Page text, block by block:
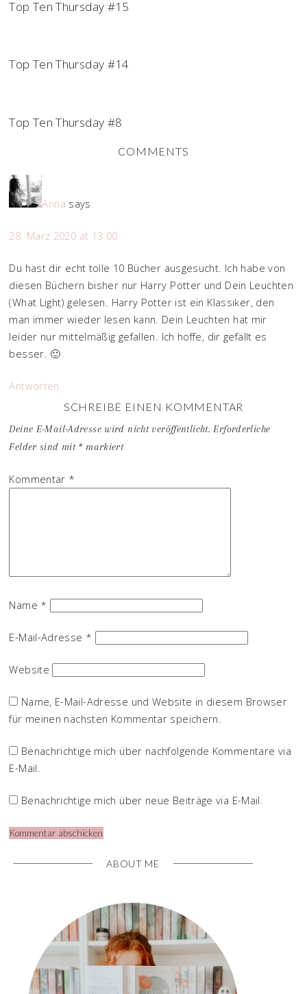
Top Ten Thursday #15
Top Ten Thursday #14
Top Ten Thursday #8
COMMENTS
Anna says
28. März 2020 at 13:00
Du hast dir echt tolle 10 Bücher ausgesucht. Ich habe von
diesen Büchern bisher nur Harry Potter und Dein Leuchten
(What Light) gelesen. Harry Potter ist ein Klassiker, den
man immer wieder lesen kann. Dein Leuchten hat mir
leider nur mittelmäßig gefallen. Ich hoffe, dir gefällt es
besser. 🙂
Antworten
SCHREIBE EINEN KOMMENTAR
Deine E-Mail-Adresse wird nicht veröffentlicht. Erforderliche
Felder sind mit *markiert
Kommentar *
Name *
E-Mail-Adresse *
Website
Name, E-Mail-Adresse und Website in diesem Browser
für meinen nächsten Kommentar speichern.
Benachrichtige mich über nachfolgende Kommentare via
E-Mail.
Benachrichtige mich über neue Beiträge via E-Mail.
ABOUT ME